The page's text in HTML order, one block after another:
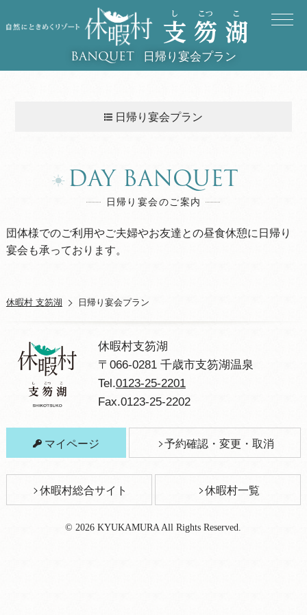
BANQUET 日帰り宴会プラン
日帰り宴会プラン
DAY BANQUET
日帰り宴会のご案内
団体様でのご利用やご夫婦やお友達との昼食休憩に日帰り
宴会も承っております。
休暇村 支笏湖 日帰り宴会プラン
休暇村支笏湖
〒066-0281 千歳市支笏湖温泉
Tel.0123-25-2201
Fax.0123-25-2202
マイページ 予約確認・変更・取消
休暇村総合サイト 休暇村一覧
© 2026 KYUKAMURA All Rights Reserved.